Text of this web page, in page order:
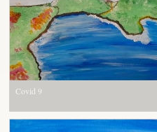
Covid 9